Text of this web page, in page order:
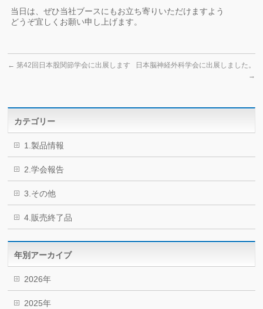
当日は、ぜひ当社ブースにもお立ち寄りいただけますよう
どうぞ宜しくお願い申し上げます。
← 第42回日本股関節学会に出展します
日本脳神経外科学会に出展しました。
→
カテゴリー
1.製品情報
2.学会報告
3.その他
4.販売終了品
年別アーカイブ
2026年
2025年